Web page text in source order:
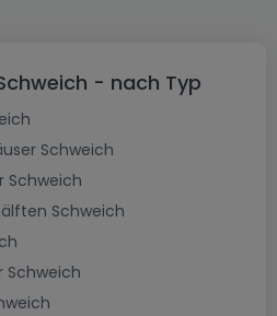
- nach Typ
Schweich
Schweich
Schweich
Schweich